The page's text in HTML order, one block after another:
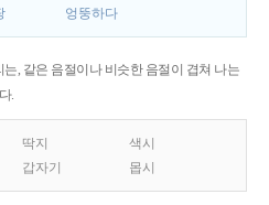
엉뚱하다
는, 같은 음절이나 비슷한 음절이 겹쳐 나는
.
딱지
색시
갑자기 몹시